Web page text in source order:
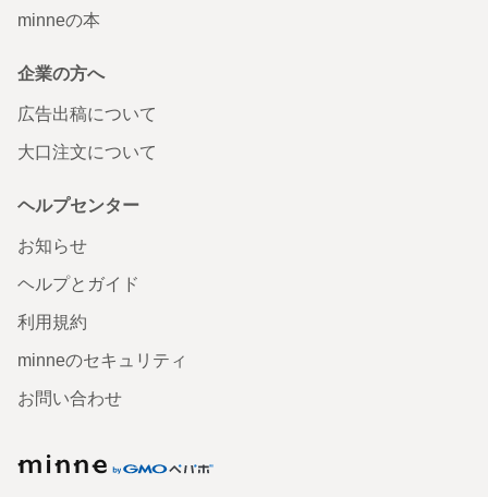
minneの本
企業の方へ
広告出稿について
大口注文について
ヘルプセンター
お知らせ
ヘルプとガイド
利用規約
minneのセキュリティ
お問い合わせ